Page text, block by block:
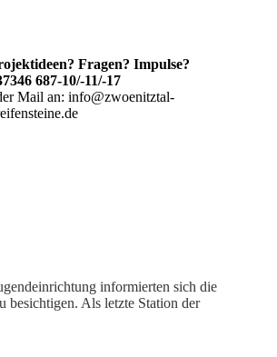
Fragen? Impulse?
687-10/-11/-17
Mail an: info@zwoenitztal-
informierten sich die
besichtigen. Als letzte Station der